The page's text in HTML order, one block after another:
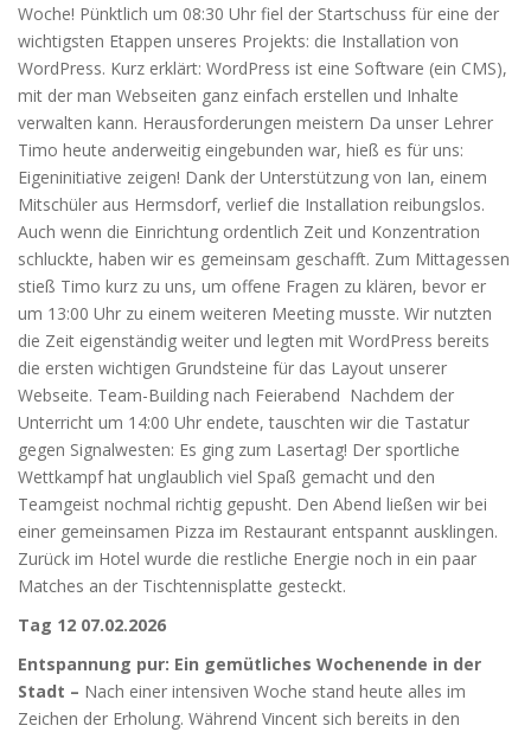
Woche! Pünktlich um 08:30 Uhr fiel der Startschuss für eine der
wichtigsten Etappen unseres Projekts: die Installation von
WordPress. Kurz erklärt: WordPress ist eine Software (ein CMS),
mit der man Webseiten ganz einfach erstellen und Inhalte
verwalten kann. Herausforderungen meistern Da unser Lehrer
Timo heute anderweitig eingebunden war, hieß es für uns:
Eigeninitiative zeigen! Dank der Unterstützung von Ian, einem
Mitschüler aus Hermsdorf, verlief die Installation reibungslos.
Auch wenn die Einrichtung ordentlich Zeit und Konzentration
schluckte, haben wir es gemeinsam geschafft. Zum Mittagessen
stieß Timo kurz zu uns, um offene Fragen zu klären, bevor er
um 13:00 Uhr zu einem weiteren Meeting musste. Wir nutzten
die Zeit eigenständig weiter und legten mit WordPress bereits
die ersten wichtigen Grundsteine für das Layout unserer
Webseite. Team-Building nach Feierabend Nachdem der
Unterricht um 14:00 Uhr endete, tauschten wir die Tastatur
gegen Signalwesten: Es ging zum Lasertag! Der sportliche
Wettkampf hat unglaublich viel Spaß gemacht und den
Teamgeist nochmal richtig gepusht. Den Abend ließen wir bei
einer gemeinsamen Pizza im Restaurant entspannt ausklingen.
Zurück im Hotel wurde die restliche Energie noch in ein paar
Matches an der Tischtennisplatte gesteckt.
Tag 12 07.02.2026
Entspannung pur: Ein gemütliches Wochenende in der
Stadt – Nach einer intensiven Woche stand heute alles im
Zeichen der Erholung. Während Vincent sich bereits in den